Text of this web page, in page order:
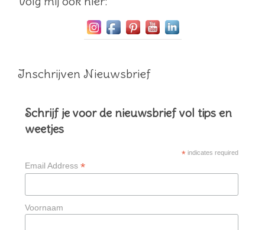
Inschrijven Nieuwsbrief
Schrijf je voor de nieuwsbrief vol tips en
weetjes
*indicates required
Email Address *
Voornaam